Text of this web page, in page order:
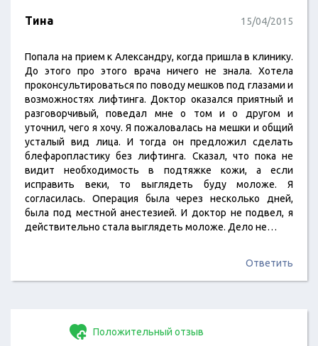
Тина 15/04/2015
Попала на прием к Александру, когда пришла в клинику.
До этого про этого врача ничего не знала. Хотела
проконсультироваться по поводу мешков под глазами и
возможностях лифтинга. Доктор оказался приятный и
разговорчивый, поведал мне о том и о другом и
уточнил, чего я хочу. Я пожаловалась на мешки и общий
усталый вид лица. И тогда он предложил сделать
блефаропластику без лифтинга. Сказал, что пока не
видит необходимость в подтяжке кожи, а если
исправить веки, то выглядеть буду моложе. Я
согласилась. Операция была через несколько дней,
была под местной анестезией. И доктор не подвел, я
действительно стала выглядеть моложе. Дело не…
Ответить
Положительный отзыв